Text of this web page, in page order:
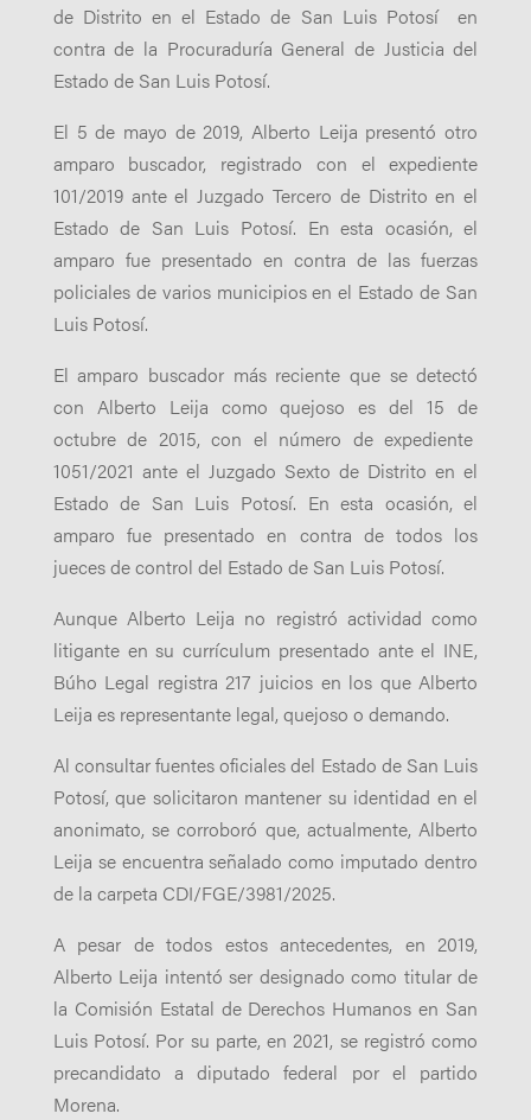
de Distrito en el Estado de San Luis Potosí en
contra de la Procuraduría General de Justicia del
Estado de San Luis Potosí.
El 5 de mayo de 2019, Alberto Leija presentó otro
amparo buscador, registrado con el expediente
101/2019 ante el Juzgado Tercero de Distrito en el
Estado de San Luis Potosí. En esta ocasión, el
amparo fue presentado en contra de las fuerzas
policiales de varios municipios en el Estado de San
Luis Potosí.
El amparo buscador más reciente que se detectó
con Alberto Leija como quejoso es del 15 de
octubre de 2015, con el número de expediente
1051/2021 ante el Juzgado Sexto de Distrito en el
Estado de San Luis Potosí. En esta ocasión, el
amparo fue presentado en contra de todos los
jueces de control del Estado de San Luis Potosí.
Aunque Alberto Leija no registró actividad como
litigante en su currículum presentado ante el INE,
Búho Legal registra 217 juicios en los que Alberto
Leija es representante legal, quejoso o demando.
Al consultar fuentes oficiales del Estado de San Luis
Potosí, que solicitaron mantener su identidad en el
anonimato, se corroboró que, actualmente, Alberto
Leija se encuentra señalado como imputado dentro
de la carpeta CDI/FGE/3981/2025.
A pesar de todos estos antecedentes, en 2019,
Alberto Leija intentó ser designado como titular de
la Comisión Estatal de Derechos Humanos en San
Luis Potosí. Por su parte, en 2021, se registró como
precandidato a diputado federal por el partido
Morena.